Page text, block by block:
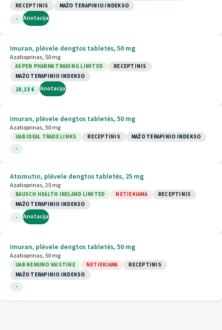
RECEPTINIS
MAŽO TERAPINIO INDEKSO
-
Anotacija
Imuran, plėvele dengtos tabletės, 50 mg
Azatioprinas, 50 mg
ASPEN PHARMA TRADING LIMITED
RECEPTINIS
MAŽO TERAPINIO INDEKSO
28,13 €
Anotacija
Imuran, plėvele dengtos tabletės, 50 mg
Azatioprinas, 50 mg
UAB IDEAL TRADE LINKS RECEPTINIS
MAŽO TERAPINIO INDEKSO
-
Atsimutin, plėvele dengtos tabletės, 25 mg
Azatioprinas, 25 mg
BAUSCH HEALTH IRELAND LIMITED NETIEKIAMA
RECEPTINIS
MAŽO TERAPINIO INDEKSO
-
Anotacija
Imuran, plėvele dengtos tabletės, 50 mg
Azatioprinas, 50 mg
UAB NEMUNO VAISTINĖ NETIEKIAMA
RECEPTINIS
MAŽO TERAPINIO INDEKSO
-